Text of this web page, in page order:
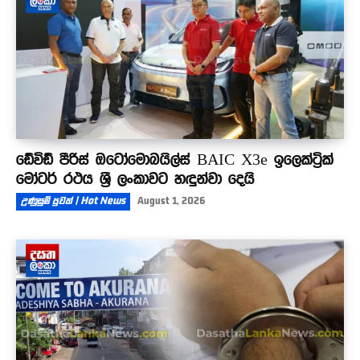
ඩේවිඩ් පීරිස් ඔටෝමොබයිල්ස් BAIC X3e ඉලෙක්ට්‍රික්
මෝටර් රථය ශ්‍රී ලංකාවට හඳුන්වා දෙයි
උණුසුම් පුවත් | Hot News August 1, 2026